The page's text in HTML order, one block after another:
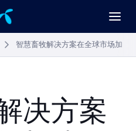
智慧畜牧解决方案在全球市场加速
决方案